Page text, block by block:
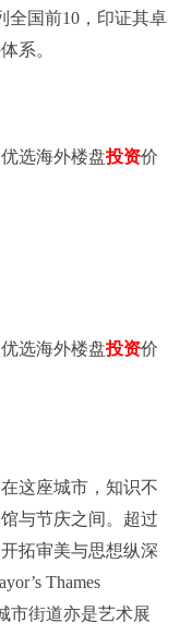
全国前10，印证其卓
系。
选海外楼盘投资价
选海外楼盘投资价
这座城市，知识不
与节庆之间。超过
拓审美与思想纵深
Thames
市街道亦是艺术展